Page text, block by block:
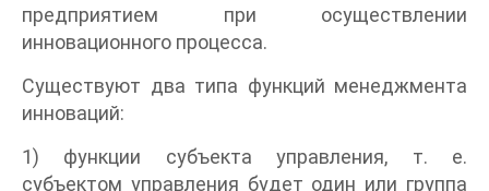
предприятием при осуществлении
инновационного процесса.
Существуют два типа функций менеджмента
инноваций:
1) функции субъекта управления, т. е.
субъектом управления будет один или группа